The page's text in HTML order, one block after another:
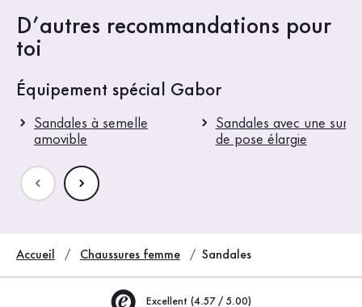
D’autres recommandations pour
toi
Équipement spécial Gabor
Sandales à semelle
amovible
Sandales avec une
de pose élargie
Accueil Chaussures femme Sandales
Excellent (4.57 / 5.00)